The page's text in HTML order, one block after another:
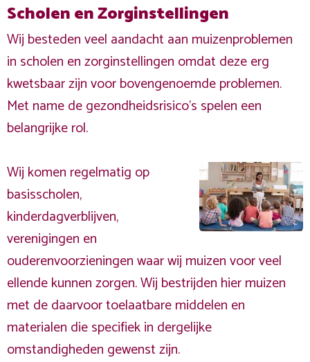
Scholen en Zorginstellingen
Wij besteden veel aandacht aan muizenproblemen
in scholen en zorginstellingen omdat deze erg
kwetsbaar zijn voor bovengenoemde problemen.
Met name de gezondheidsrisico's spelen een
belangrijke rol.
Wij komen regelmatig op
basisscholen,
kinderdagverblijven,
verenigingen en
ouderenvoorzieningen waar wij muizen voor veel
ellende kunnen zorgen. Wij bestrijden hier muizen
met de daarvoor toelaatbare middelen en
materialen die specifiek in dergelijke
omstandigheden gewenst zijn.